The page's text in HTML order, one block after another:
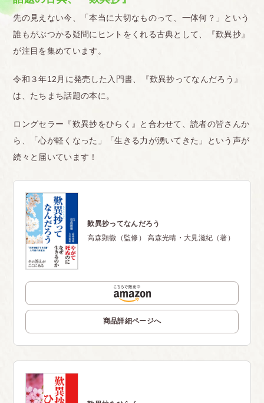
先の見えない今、「本当に大切なものって、一体何？」という
誰もがぶつかる疑問にヒントをくれる古典として、『歎異抄』
が注目を集めています。
令和３年12月に発売した入門書、『歎異抄ってなんだろう』
は、たちまち話題の本に。
ロングセラー『歎異抄をひらく』と合わせて、読者の皆さんか
ら、「心が軽くなった」「生きる力が湧いてきた」という声が
続々と届いています！
歎異抄ってなんだろう
高森顕徹（監修） 高森光晴・大見滋紀（著）
商品詳細ページへ